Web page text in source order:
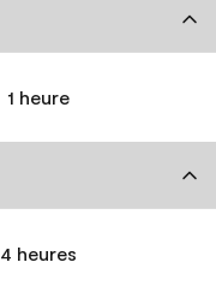
1 heure
4 heures